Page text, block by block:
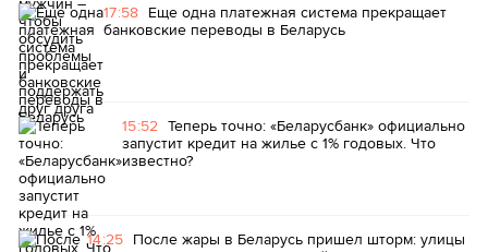
17:58 Еще одна платежная система прекращает
банковские переводы в Беларусь
15:52 Теперь точно: «Беларусбанк» официально
запустит кредит на жилье с 1% годовых. Что
известно?
14:25 После жары в Беларусь пришел шторм: улицы